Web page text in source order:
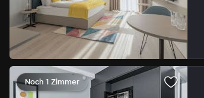
Noch 1 Zimmer